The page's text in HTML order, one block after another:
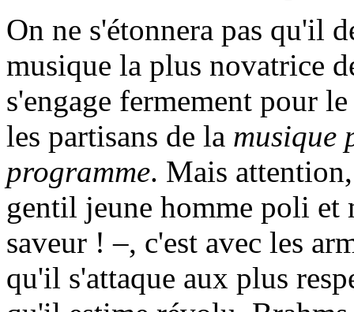
On ne s'étonnera pas qu'il
musique la plus novatrice
s'engage fermement pour
les partisans de la musique
programme. Mais
gentil jeune homme poli et
saveur ! –, c'est avec les
qu'il s'attaque aux plus